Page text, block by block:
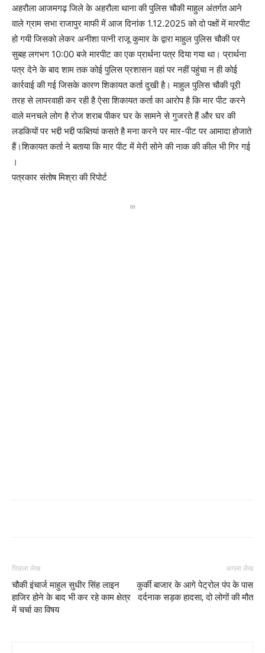
अहरौला आजमगढ़ जिले के अहरौला थाना की पुलिस चौकी माहुल अंतर्गत आने
वाले ग्राम सभा राजापुर माफी में आज दिनांक 1.12.2025 को दो पक्षों में मारपीट
हो गयी जिसको लेकर अनीशा पत्नी राजू कुमार के द्वारा माहुल पुलिस चौकी पर
सुबह लगभग 10:00 बजे मारपीट का एक प्रार्थना पत्र दिया गया था। प्रार्थना
पत्र देने के बाद शाम तक कोई पुलिस प्रशासन वहां पर नहीं पहुंचा न ही कोई
कार्रवाई की गई जिसके कारण शिकायत कर्ता दुखी है। माहुल पुलिस चौकी पूरी
तरह से लापरवाही कर रही है ऐसा शिकायत कर्ता का आरोप है कि मार पीट करने
वाले मनचले लोग है रोज शराब पीकर घर के सामने से गुजरते हैं और घर की
लडकियों पर भद्दी भद्दी फब्तियां कसते है मना करने पर मार-पीट पर आमादा होजाते
हैं।शिकायत कर्ता ने बताया कि मार पीट में मेरी सोने की नाक की कील भी गिर गई
।
पत्रकार संतोष मिश्रा की रिपोर्ट
In
पिछला लेख
चौकी इंचार्ज माहुल सुधीर सिंह लाइन
हाजिर होने के बाद भी कर रहे काम क्षेत्र
में चर्चा का विषय
अगला लेख
कुर्की बाजार के आगे पेट्रोल पंप के पास
दर्दनाक सड़क हादसा, दो लोगों की मौत